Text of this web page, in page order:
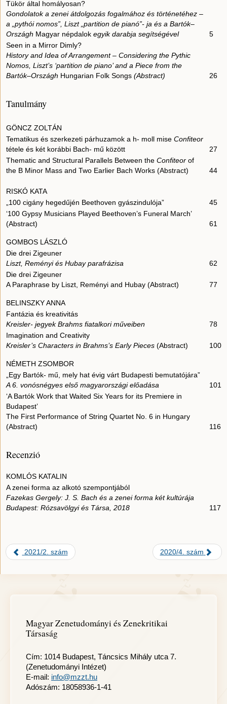
Tükör által homályosan?
Gondolatok a zenei átdolgozás fogalmához és történetéhez –
a „pythói nomos”, Liszt „partition de pianó”- ja és a Bartók–
Országh Magyar népdalok egyik darabja segítségével
5
Seen in a Mirror Dimly?
History and Idea of Arrangement – Considering the Pythic
Nomos, Liszt’s ‘partition de piano’ and a Piece from the
Bartók–Országh Hungarian Folk Songs (Abstract) 26
Tanulmány
GÖNCZ ZOLTÁN
Tematikus és szerkezeti párhuzamok a h- moll mise Confiteor
tétele és két korábbi Bach- mű között
27
Thematic and Structural Parallels Between the Confiteor of
the B Minor Mass and Two Earlier Bach Works (Abstract)
44
RISKÓ KATA
„100 cigány hegedűjén Beethoven gyászindulója”
45
‘100 Gypsy Musicians Played Beethoven’s Funeral March’
(Abstract)
61
GOMBOS LÁSZLÓ
Die drei Zigeuner
Liszt, Reményi és Hubay parafrázisa
62
Die drei Zigeuner
A Paraphrase by Liszt, Reményi and Hubay (Abstract)
77
BELINSZKY ANNA
Fantázia és kreativitás
Kreisler- jegyek Brahms fiatalkori műveiben
78
Imagination and Creativity
Kreisler’s Characters in Brahms’s Early Pieces (Abstract) 100
NÉMETH ZSOMBOR
„Egy Bartók- mű, mely hat évig várt Budapesti bemutatójára”
A 6. vonósnégyes első magyarországi előadása
101
‘A Bartók Work that Waited Six Years for its Premiere in
Budapest’
The First Performance of String Quartet No. 6 in Hungary
(Abstract)
116
Recenzió
KOMLÓS KATALIN
A zenei forma az alkotó szempontjából
Fazekas Gergely: J. S. Bach és a zenei forma két kultúrája
Budapest: Rózsavölgyi és Társa, 2018
117
2021/2. szám 2020/4. szám
Magyar Zenetudományi és Zenekritikai
Társaság
Cím: 1014 Budapest, Táncsics Mihály utca 7.
(Zenetudományi Intézet)
E-mail: info@mzzt.hu
Adószám: 18058936-1-41